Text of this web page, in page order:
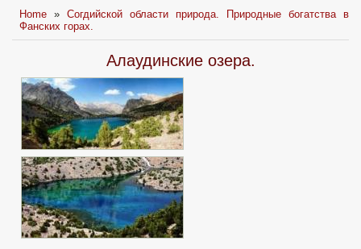
Home »Согдийской области природа. Природные богатства в
Фанских горах.
Алаудинские озера.